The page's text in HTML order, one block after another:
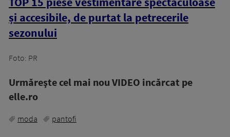
și accesibile, de purtat la petrecerile
sezonului
Foto: PR
Urmăreşte cel mai nou VIDEO incărcat pe
elle.ro
moda pantofi